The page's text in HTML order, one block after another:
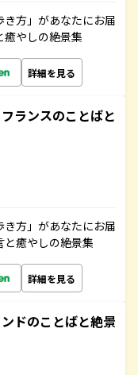
方」があなたにお届
癒やしの絶景集
詳細を見る
ランスのことばと
方」があなたにお届
と癒やしの絶景集
詳細を見る
ドのことばと絶景